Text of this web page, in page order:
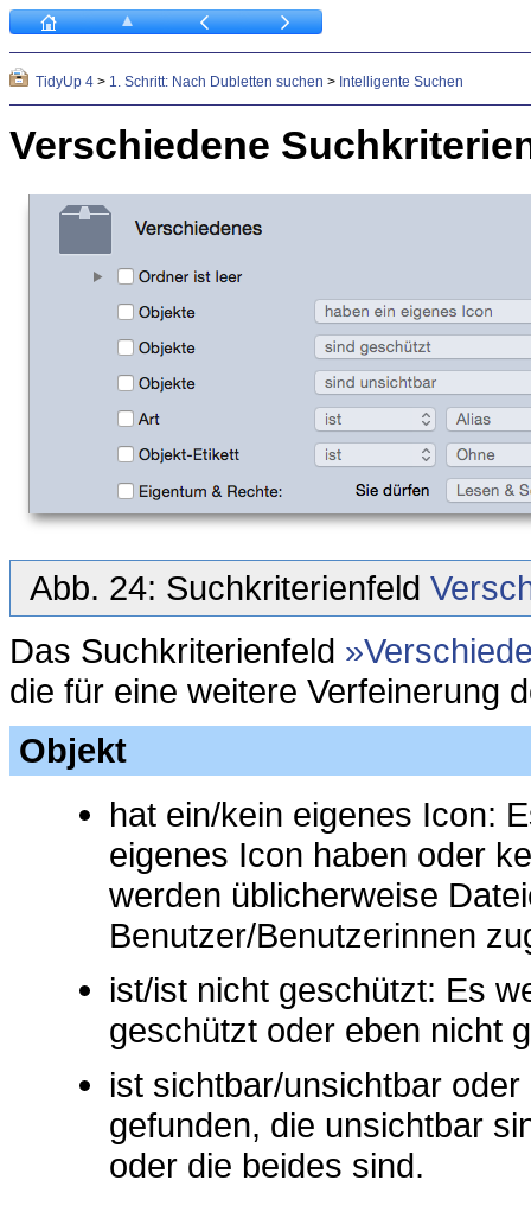
TidyUp 4 > 1. Schritt: Nach Dubletten suchen > Intelligente Suchen
Verschiedene
Abb. 24: Suchkriterienfeld
Das Suchkriterienfeld
die für eine weitere Verfeinerung
Objekt
hat ein/kein eigenes Icon:
eigenes Icon haben oder
werden üblicherweise
Benutzer/Benutzerinnen
ist/ist nicht geschützt: Es
geschützt oder eben nicht
ist sichtbar/unsichtbar
gefunden, die unsichtbar
oder die beides sind.